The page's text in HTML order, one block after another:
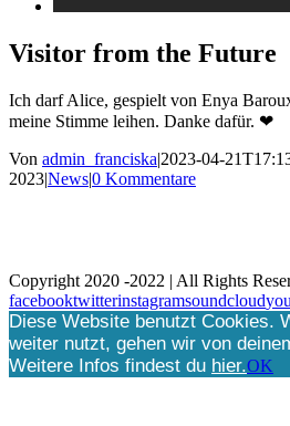
Visitor from the Future
Ich darf Alice, gespielt von Enya
meine Stimme leihen. Danke dafür. ❤
Von admin_franciska|2023-04-
2023|News|0 Kommentare
Copyright 2020 -2022 | All Rights
facebooktwitterinstagramsoundcloud
Diese Website benutzt Cookies.
weiter nutzt, gehen wir von
Weitere Infos findest du hier.OK